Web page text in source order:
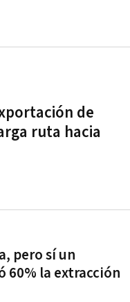
de
ruta hacia
pero sí un
60% la extracción